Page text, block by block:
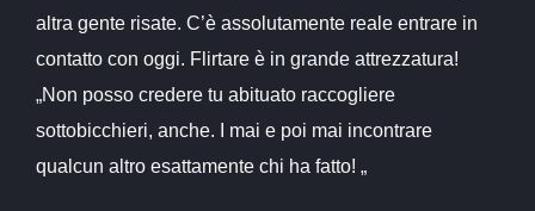
altra gente risate. C’è assolutamente reale entrare in
contatto con oggi. Flirtare è in grande attrezzatura!
„Non posso credere tu abituato raccogliere
sottobicchieri, anche. I mai e poi mai incontrare
qualcun altro esattamente chi ha fatto! „